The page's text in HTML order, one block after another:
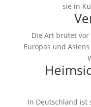
sie in
Die Art brütet
Europas und
In Deutschland